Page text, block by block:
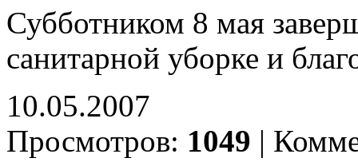
Субботником 8 мая
санитарной уборке и
10.05.2007
Просмотров: 1049 |